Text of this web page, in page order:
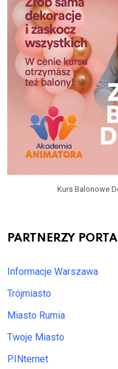
Kurs Balonowe
PARTNERZY
Informacje Warszawa
Trójmiasto
Miasto Rumia
Twoje Miasto
PINternet